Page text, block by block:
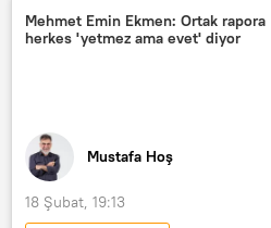
Mustafa Hoş
Radyo Sputnik
Radyo
RADYO
Türkiye
Demokrasi ve Atılım Partisi (DEVA)
Mehmet Emin Ekmen: Ortak rapora
herkes 'yetmez ama evet' diyor
Mustafa Hoş
18 Şubat, 19:13